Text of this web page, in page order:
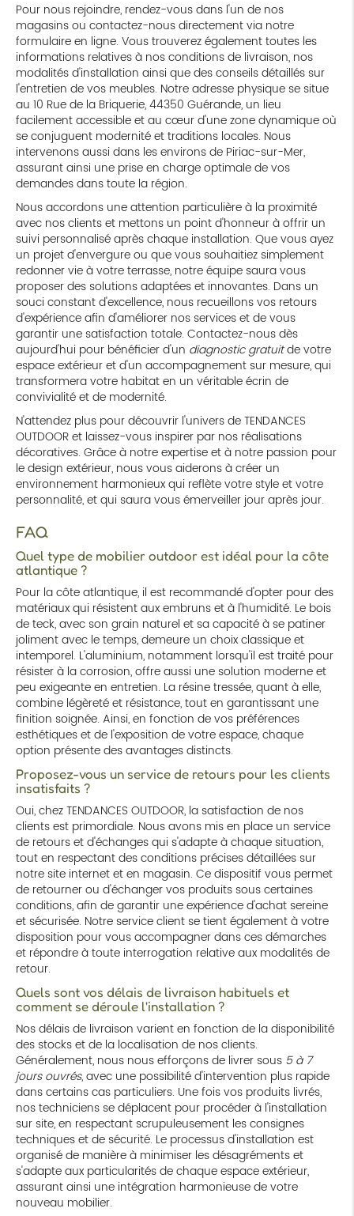
Pour nous rejoindre, rendez-vous dans l'un de nos
magasins ou contactez-nous directement via notre
formulaire en ligne. Vous trouverez également toutes les
informations relatives à nos conditions de livraison, nos
modalités d'installation ainsi que des conseils détaillés sur
l'entretien de vos meubles. Notre adresse physique se situe
au 10 Rue de la Briquerie, 44350 Guérande, un lieu
facilement accessible et au cœur d'une zone dynamique où
se conjuguent modernité et traditions locales. Nous
intervenons aussi dans les environs de Piriac-sur-Mer,
assurant ainsi une prise en charge optimale de vos
demandes dans toute la région.
Nous accordons une attention particulière à la proximité
avec nos clients et mettons un point d'honneur à offrir un
suivi personnalisé après chaque installation. Que vous ayez
un projet d'envergure ou que vous souhaitiez simplement
redonner vie à votre terrasse, notre équipe saura vous
proposer des solutions adaptées et innovantes. Dans un
souci constant d'excellence, nous recueillons vos retours
d'expérience afin d'améliorer nos services et de vous
garantir une satisfaction totale. Contactez-nous dès
aujourd'hui pour bénéficier d'un diagnostic gratuitde votre
espace extérieur et d'un accompagnement sur mesure, qui
transformera votre habitat en un véritable écrin de
convivialité et de modernité.
N'attendez plus pour découvrir l'univers de TENDANCES
OUTDOOR et laissez-vous inspirer par nos réalisations
décoratives. Grâce à notre expertise et à notre passion pour
le design extérieur, nous vous aiderons à créer un
environnement harmonieux qui reflète votre style et votre
personnalité, et qui saura vous émerveiller jour après jour.
FAQ
Quel type de mobilier outdoor est idéal pour la côte
atlantique ?
Pour la côte atlantique, il est recommandé d'opter pour des
matériaux qui résistent aux embruns et à l'humidité. Le bois
de teck, avec son grain naturel et sa capacité à se patiner
joliment avec le temps, demeure un choix classique et
intemporel. L'aluminium, notamment lorsqu'il est traité pour
résister à la corrosion, offre aussi une solution moderne et
peu exigeante en entretien. La résine tressée, quant à elle,
combine légèreté et résistance, tout en garantissant une
finition soignée. Ainsi, en fonction de vos préférences
esthétiques et de l'exposition de votre espace, chaque
option présente des avantages distincts.
Proposez-vous un service de retours pour les clients
insatisfaits ?
Oui, chez TENDANCES OUTDOOR, la satisfaction de nos
clients est primordiale. Nous avons mis en place un service
de retours et d'échanges qui s'adapte à chaque situation,
tout en respectant des conditions précises détaillées sur
notre site internet et en magasin. Ce dispositif vous permet
de retourner ou d'échanger vos produits sous certaines
conditions, afin de garantir une expérience d'achat sereine
et sécurisée. Notre service client se tient également à votre
disposition pour vous accompagner dans ces démarches
et répondre à toute interrogation relative aux modalités de
retour.
Quels sont vos délais de livraison habituels et
comment se déroule l'installation ?
Nos délais de livraison varient en fonction de la disponibilité
des stocks et de la localisation de nos clients.
Généralement, nous nous efforçons de livrer sous 5 à 7
jours ouvrés, avec une possibilité d'intervention plus rapide
dans certains cas particuliers. Une fois vos produits livrés,
nos techniciens se déplacent pour procéder à l'installation
sur site, en respectant scrupuleusement les consignes
techniques et de sécurité. Le processus d'installation est
organisé de manière à minimiser les désagréments et
s'adapte aux particularités de chaque espace extérieur,
assurant ainsi une intégration harmonieuse de votre
nouveau mobilier.